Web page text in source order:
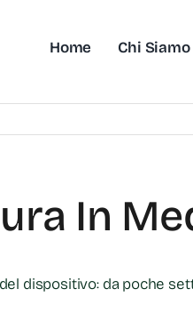
Home Chi Siamo
In
dispositivo: da poche